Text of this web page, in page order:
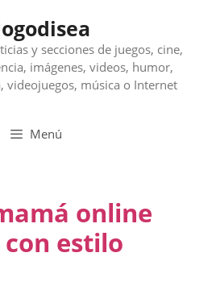
y secciones de juegos, cine,
imágenes, videos, humor,
videojuegos, música o Internet
Menú
online
estilo